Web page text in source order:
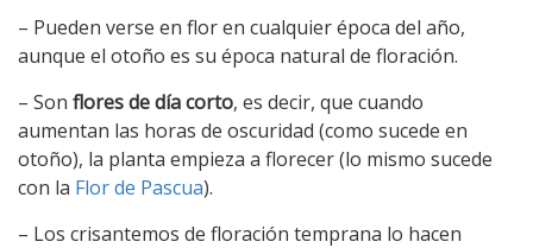
– Pueden verse en flor en cualquier época del año,
aunque el otoño es su época natural de floración.
– Son flores de día corto, es decir, que cuando
aumentan las horas de oscuridad (como sucede en
otoño), la planta empieza a florecer (lo mismo sucede
con la Flor de Pascua).
– Los crisantemos de floración temprana lo hacen